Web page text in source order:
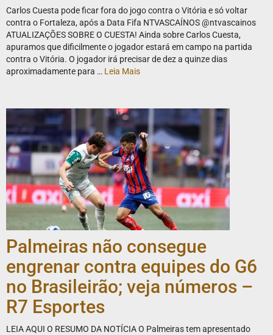
Carlos Cuesta pode ficar fora do jogo contra o Vitória e só voltar
contra o Fortaleza, após a Data Fifa NTVASCAÍNOS @ntvascainos
ATUALIZAÇÕES SOBRE O CUESTA! Ainda sobre Carlos Cuesta,
apuramos que dificilmente o jogador estará em campo na partida
contra o Vitória. O jogador irá precisar de dez a quinze dias
aproximadamente para … Leia Mais
Palmeiras não consegue
engrenar contra equipes do G6
no Brasileirão; veja números –
R7 Esportes
LEIA AQUI O RESUMO DA NOTÍCIA O Palmeiras tem apresentado